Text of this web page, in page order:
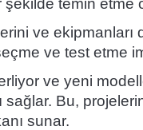
temin etme
ve ekipmanları
ve test etme
ve yeni
Bu,
sunar.